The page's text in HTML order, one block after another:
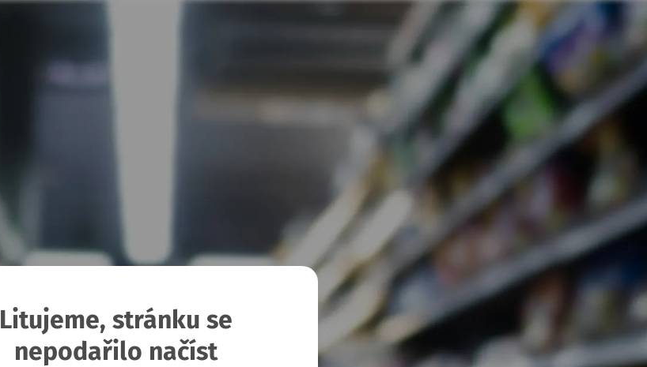
Litujeme, stránku se
nepodařilo načíst